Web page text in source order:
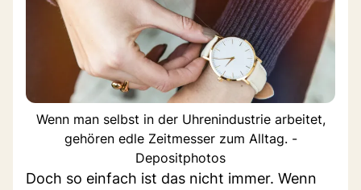
Wenn man selbst in der Uhrenindustrie arbeitet,
gehören edle Zeitmesser zum Alltag. -
Depositphotos
Doch so einfach ist das nicht immer. Wenn